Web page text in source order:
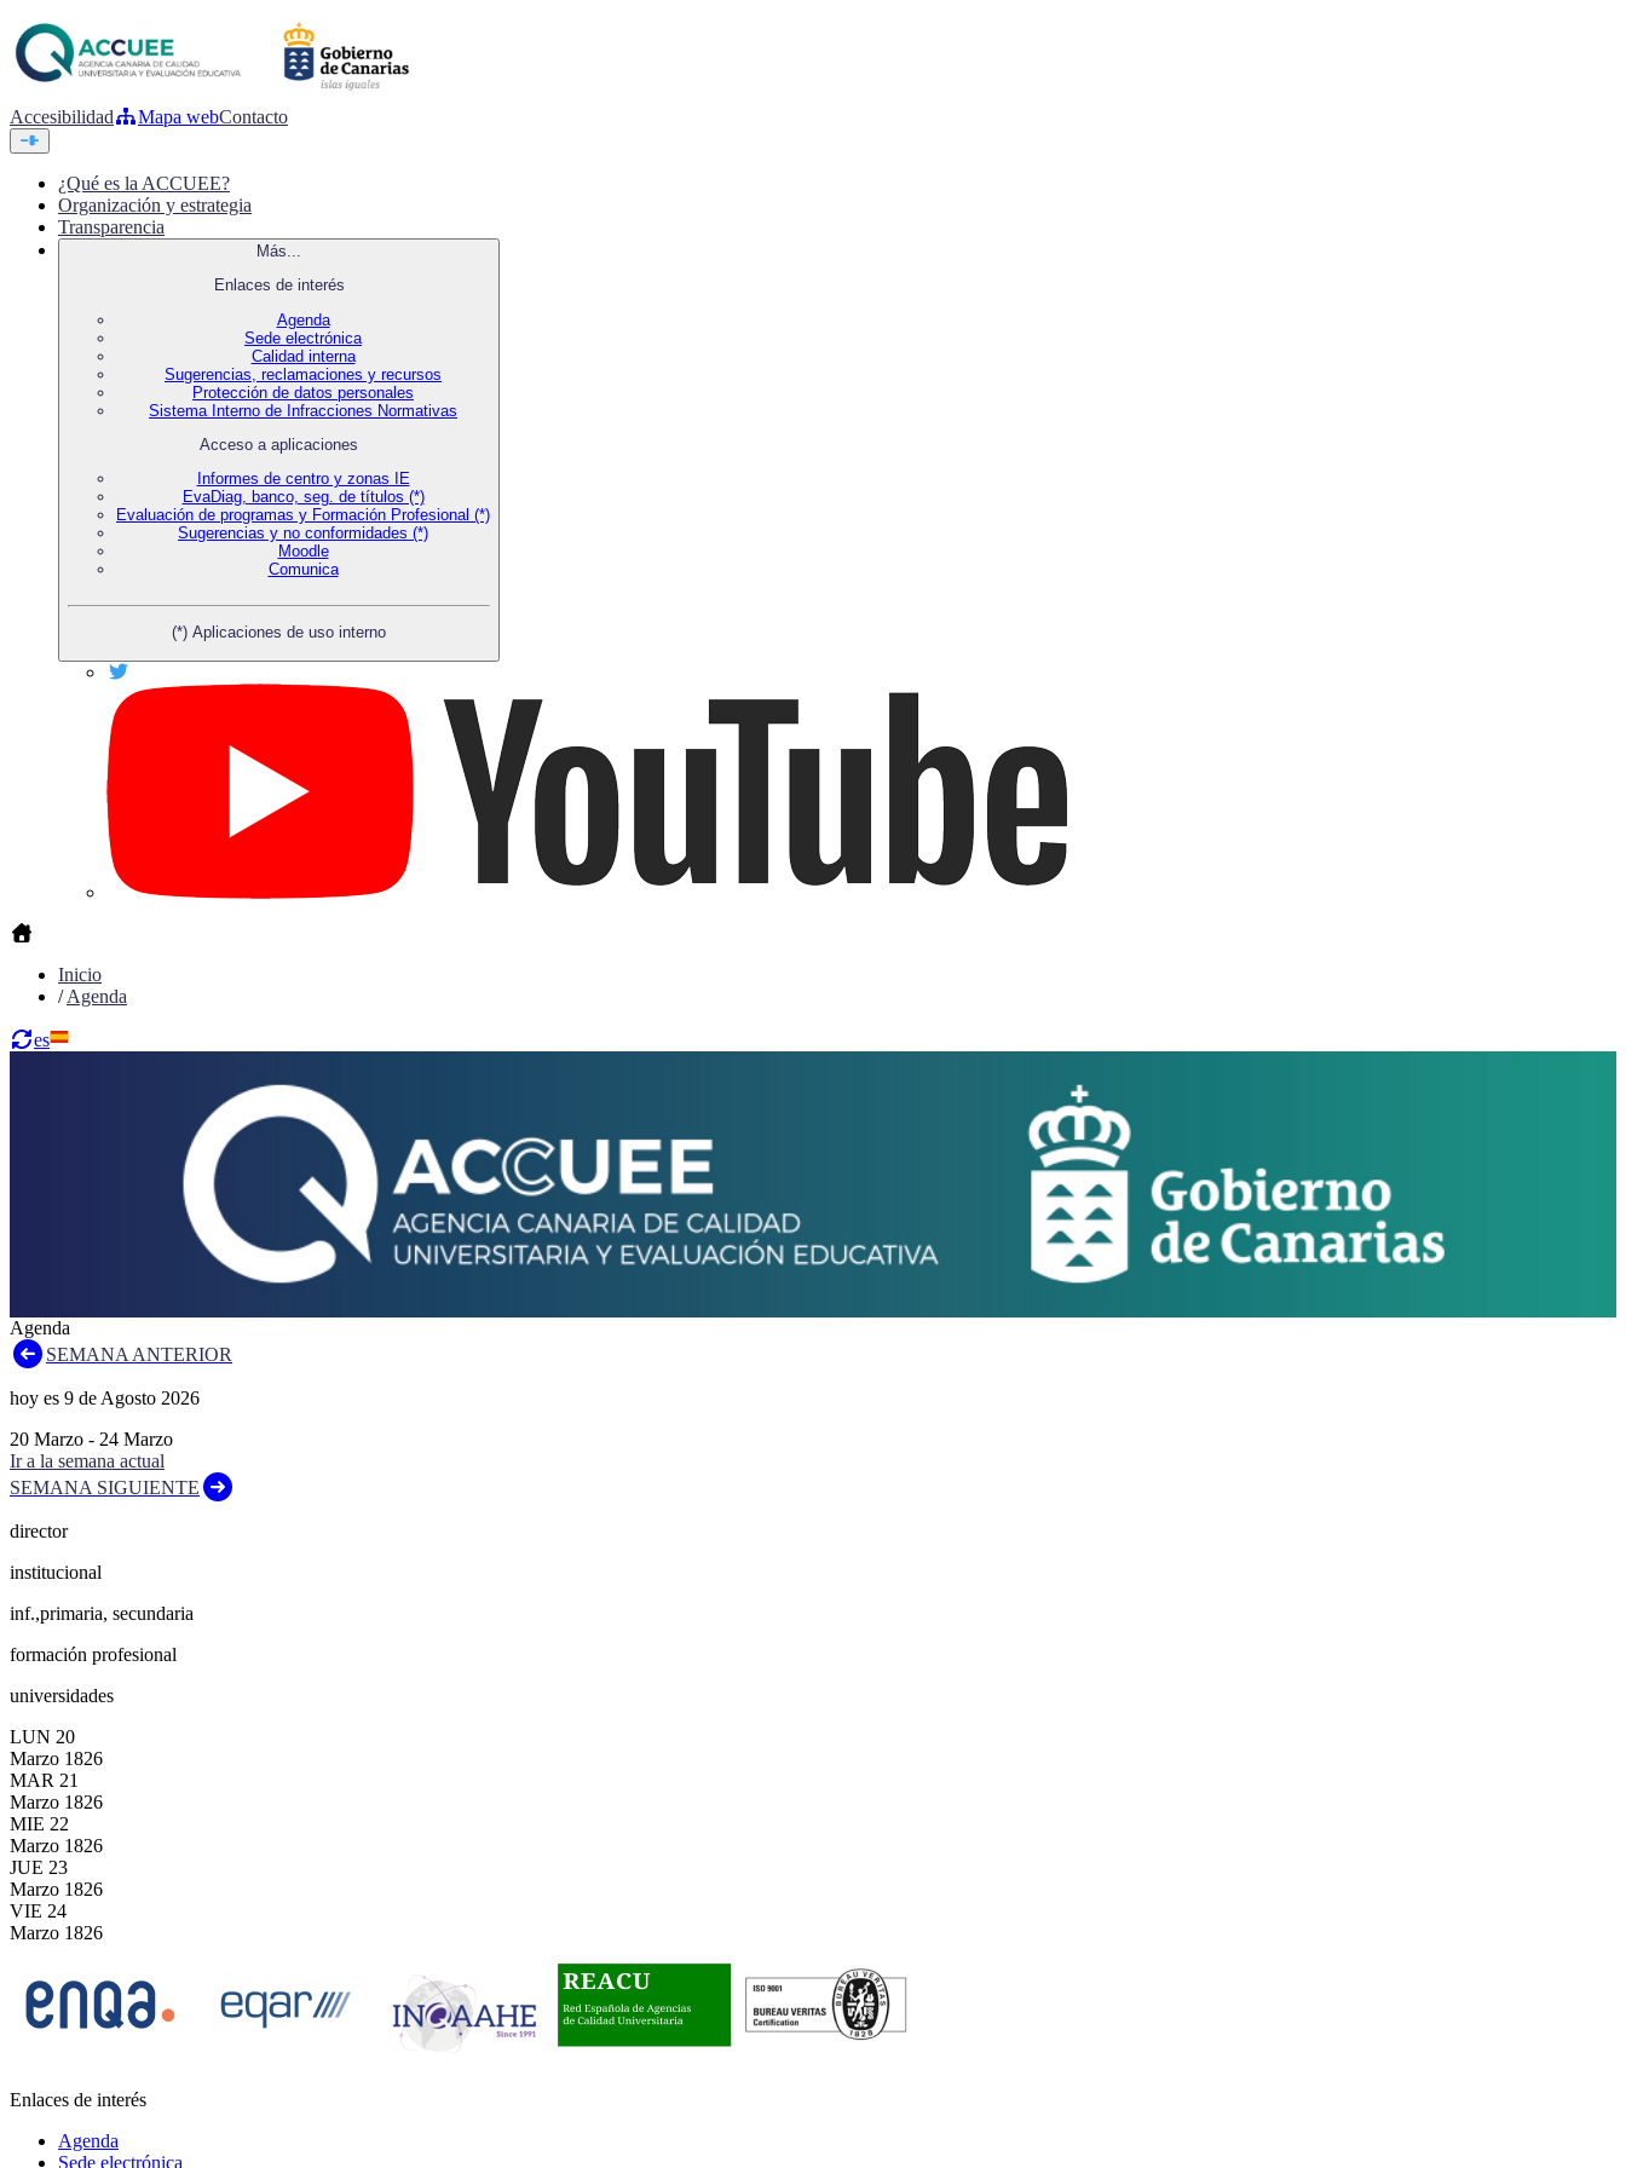
Accesibilidad Mapa webContacto
¿Qué es la ACCUEE?
Organización y estrategia
Transparencia
Más...
Enlaces de interés
Agenda
Sede electrónica
Calidad interna
Sugerencias, reclamaciones y recursos
Protección de datos personales
Sistema Interno de Infracciones Normativas
Acceso a aplicaciones
Informes de centro y zonas IE
EvaDiag, banco, seg. de títulos (*)
Evaluación de programas y Formación Profesional (*)
Sugerencias y no conformidades (*)
Moodle
Comunica
(*) Aplicaciones de uso interno
Inicio
/Agenda
es
Agenda
SEMANA ANTERIOR
hoy es 9 de Agosto 2026
20 Marzo - 24 Marzo
Ir a la semana actual
SEMANA SIGUIENTE
director
institucional
inf.,primaria, secundaria
formación profesional
universidades
LUN 20
Marzo 1826
MAR 21
Marzo 1826
MIE 22
Marzo 1826
JUE 23
Marzo 1826
VIE 24
Marzo 1826
Enlaces de interés
Agenda
Sede electrónica